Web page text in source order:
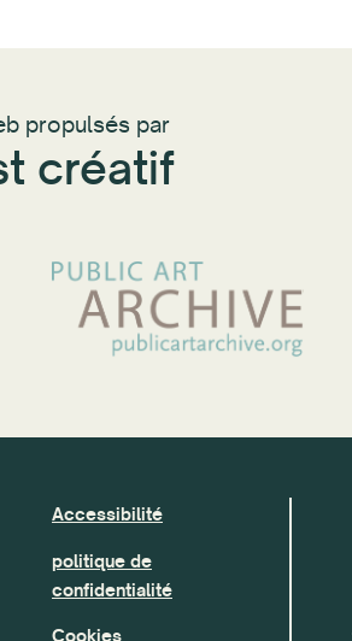
propulsés par
créatif
Accessibilité
politique de
confidentialité
Cookies